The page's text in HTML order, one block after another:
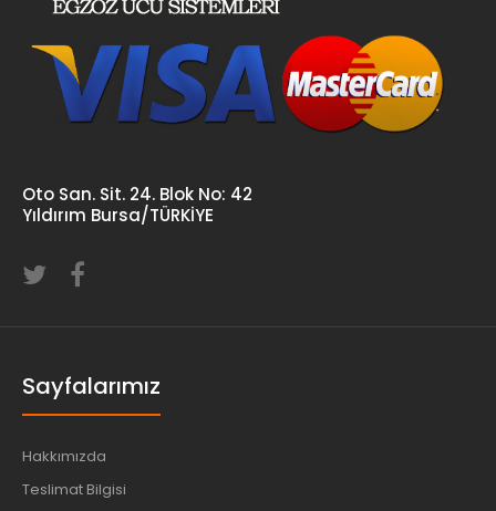
Oto San. Sit. 24. Blok No: 42
Yıldırım Bursa/TÜRKİYE
Sayfalarımız
Hakkımızda
Teslimat Bilgisi